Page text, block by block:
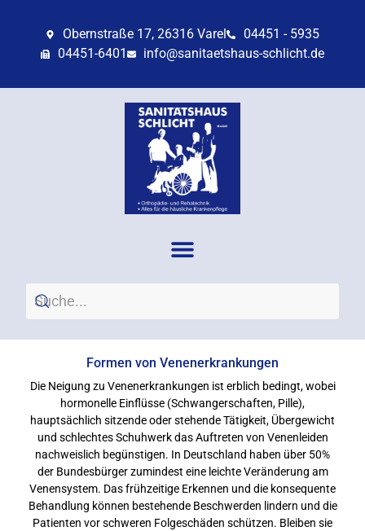
Obernstraße 17, 26316 Varel
04451 - 5935
04451-6401
info@sanitaetshaus-schlicht.de
Formen von Venenerkrankungen
Die Neigung zu Venenerkrankungen ist erblich bedingt, wobei
hormonelle Einflüsse (Schwangerschaften, Pille),
hauptsächlich sitzende oder stehende Tätigkeit, Übergewicht
und schlechtes Schuhwerk das Auftreten von Venenleiden
nachweislich begünstigen. In Deutschland haben über 50%
der Bundesbürger zumindest eine leichte Veränderung am
Venensystem. Das frühzeitige Erkennen und die konsequente
Behandlung können bestehende Beschwerden lindern und die
Patienten vor schweren Folgeschäden schützen. Bleiben sie